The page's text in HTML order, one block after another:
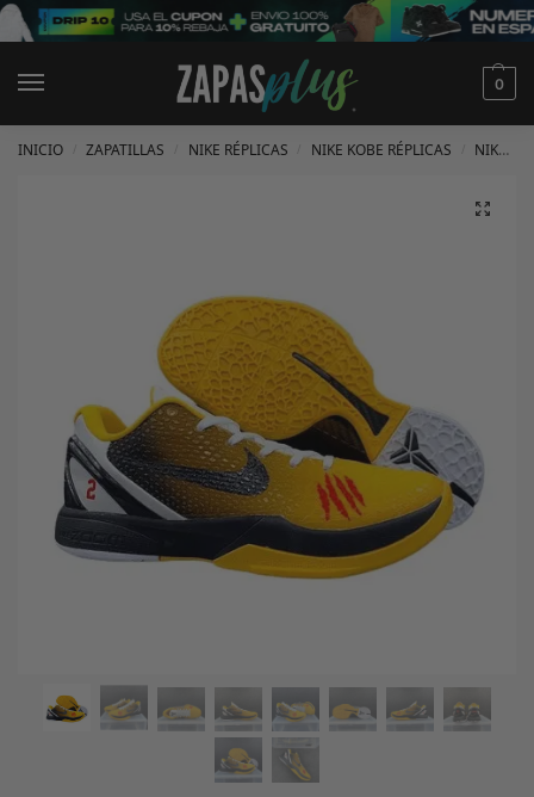
0
INICIO ZAPATILLAS NIKE RÉPLICAS NIKE KOBE RÉPLICAS NIKE KOBE 6 RÉPLICAS